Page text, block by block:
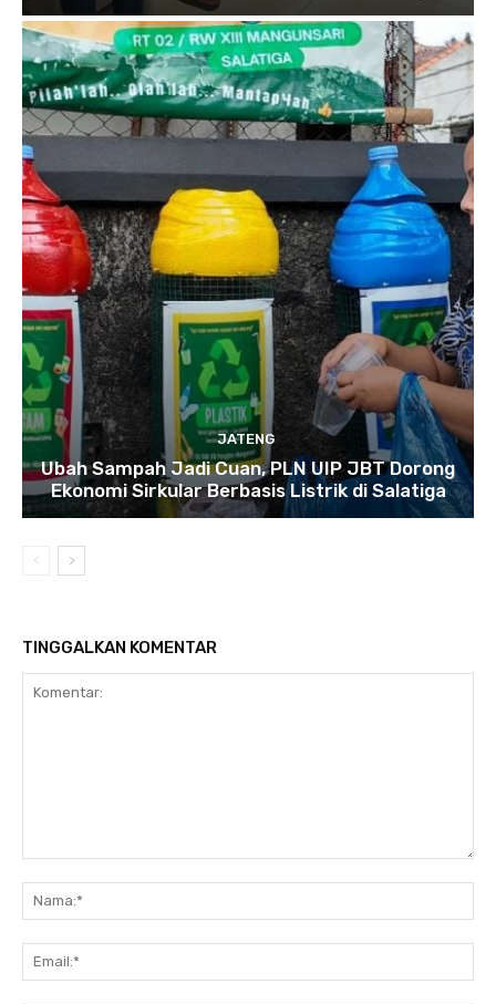
JATENG
Ubah Sampah Jadi Cuan, PLN UIP JBT Dorong
Ekonomi Sirkular Berbasis Listrik di Salatiga
TINGGALKAN KOMENTAR